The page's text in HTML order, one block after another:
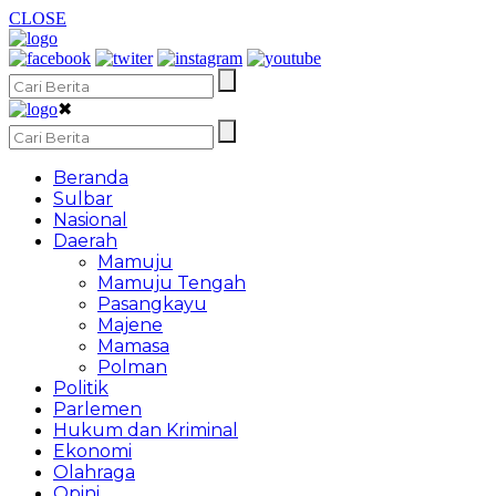
CLOSE
✖
Beranda
Sulbar
Nasional
Daerah
Mamuju
Mamuju Tengah
Pasangkayu
Majene
Mamasa
Polman
Politik
Parlemen
Hukum dan Kriminal
Ekonomi
Olahraga